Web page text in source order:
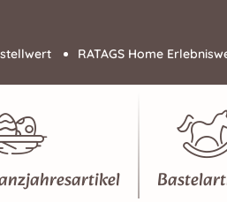
RATAGS Home